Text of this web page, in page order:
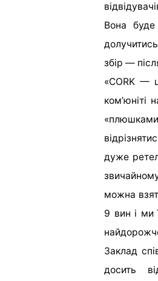
Вона
збір —
«CORK —
ком’юніті
дуже
можна
9 вин і ми
Заклад
досить